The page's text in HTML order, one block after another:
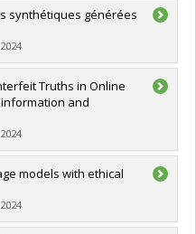
synthétiques générées
Truths in Online
and
models with ethical